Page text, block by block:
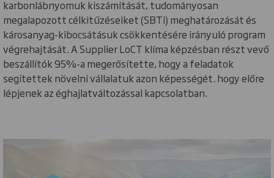
karbonlábnyomuk kiszámítását, tudományosan
megalapozott célkitűzéseiket (SBTi) meghatározását és
károsanyag-kibocsátásuk csökkentésére irányuló program
végrehajtását. A Supplier LoCT klíma képzésban részt vevő
beszállítók 95%-a megerősítette, hogy a feladatok
segítettek növelni vállalatuk azon képességét. hogy előre
lépjenek az éghajlatváltozással kapcsolatban.